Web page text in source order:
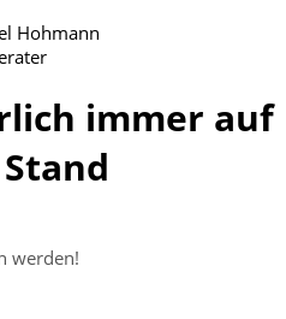
immer auf
werden!